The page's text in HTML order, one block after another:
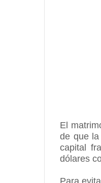
El
de que
capital
dólares
Para